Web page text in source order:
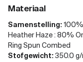
Materiaal
Samenstelling:
Heather Haze : 80%
Ring Spun Combed
Stofgewicht: 350.0 g/